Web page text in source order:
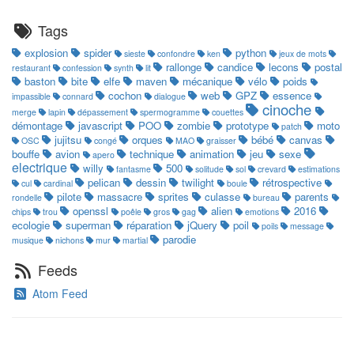
Tags
explosion spider sieste confondre ken python
jeux de mots
restaurant
confession synth lit rallonge candice lecons
postal
baston
bite elfe maven mécanique vélo poids
impassible connard cochon dialogue web GPZ essence
merge lapin dépassement spermogramme couettes cinoche
démontage javascript POO zombie prototype patch moto
OSC jujitsu congé orques MAO graisser bébé
canvas
bouffe
avion apero technique animation jeu sexe
electrique willy fantasme 500 solitude sol crevard
estimations
cul
cardinal pelican dessin twilight boule rétrospective
rondelle pilote massacre sprites culasse bureau parents
chips trou openssl poêle gros gag alien emotions
2016
ecologie
superman réparation jQuery poil poils
message
musique
nichons mur martial parodie
Feeds
Atom Feed